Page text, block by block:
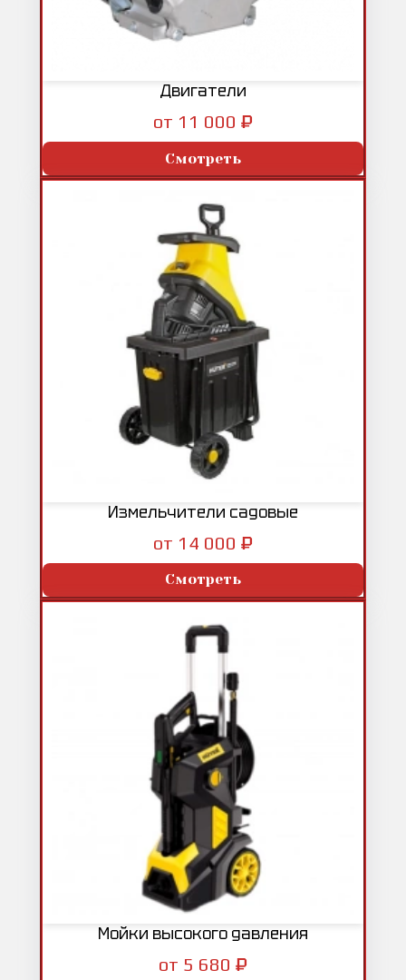
Двигатели
от 11 000 ₽
Смотреть
Измельчители садовые
от 14 000 ₽
Смотреть
Мойки высокого давления
от 5 680 ₽